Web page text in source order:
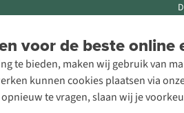
voor de beste online
te bieden, maken wij gebruik van
kunnen cookies plaatsen via
te vragen, slaan wij je